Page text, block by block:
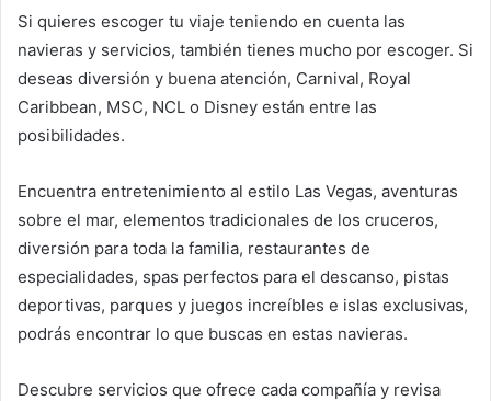
Si quieres escoger tu viaje teniendo en cuenta las
navieras y servicios, también tienes mucho por escoger. Si
deseas diversión y buena atención, Carnival, Royal
Caribbean, MSC, NCL o Disney están entre las
posibilidades.
Encuentra entretenimiento al estilo Las Vegas, aventuras
sobre el mar, elementos tradicionales de los cruceros,
diversión para toda la familia, restaurantes de
especialidades, spas perfectos para el descanso, pistas
deportivas, parques y juegos increíbles e islas exclusivas,
podrás encontrar lo que buscas en estas navieras.
Descubre servicios que ofrece cada compañía y revisa